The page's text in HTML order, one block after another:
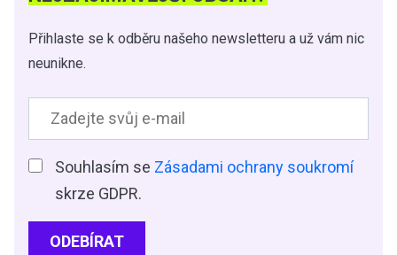
Přihlaste se k odběru našeho newsletteru a už vám nic
neunikne.
Souhlasím se Zásadami ochrany soukromí
skrze GDPR.
ODEBÍRAT